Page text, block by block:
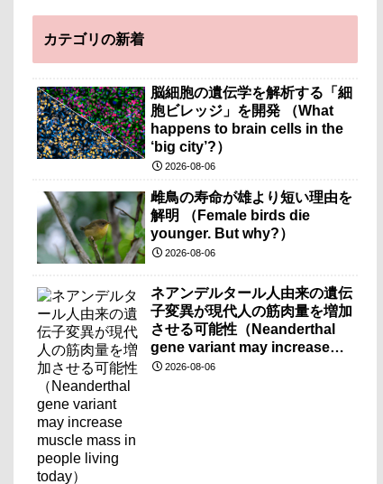
カテゴリの新着
脳細胞の遺伝学を解析する「細
胞ビレッジ」を開発 （What
happens to brain cells in the
‘big city’?）
2026-08-06
雌鳥の寿命が雄より短い理由を
解明 （Female birds die
younger. But why?）
2026-08-06
ネアンデルタール人由来の遺伝
子変異が現代人の筋肉量を増加
させる可能性（Neanderthal
gene variant may increase
muscle mass in people living
2026-08-06